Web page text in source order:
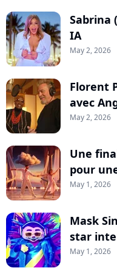
Sabrina
IA
May 2, 2026
Florent
avec
May 2, 2026
Une
pour
May 1, 2026
Mask
star
May 1, 2026